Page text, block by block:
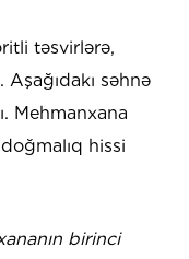
təsvirlərə,
səhnə
Mehmanxana
hissi
birinci